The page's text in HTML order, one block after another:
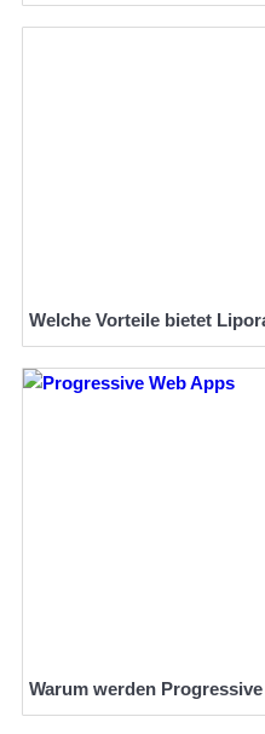
Welche Vorteile bietet
Warum werden